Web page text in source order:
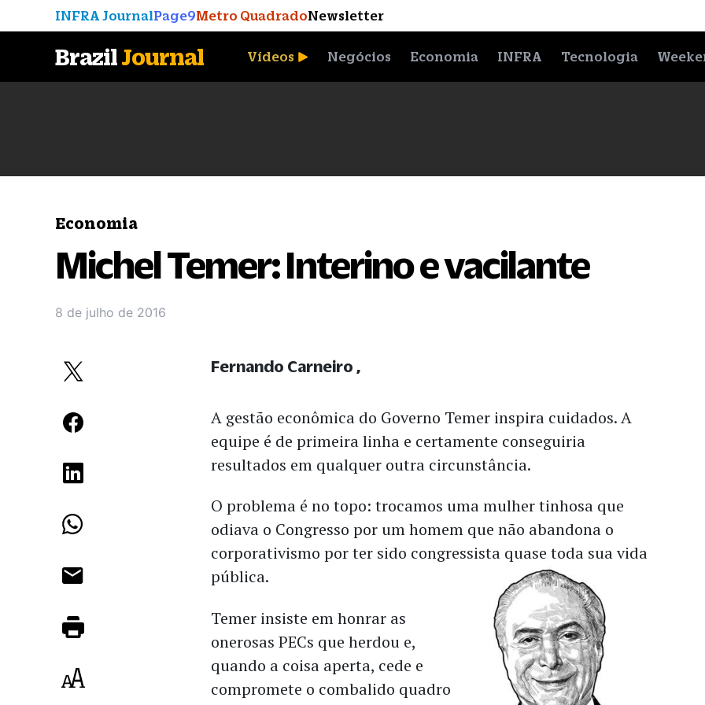
INFRA JournalPage9Metro QuadradoNewsletter
BrazilJournal Vídeos Negócios Economia INFRA Tecnologia
Economia
Michel Temer: Interino e vacilante
8 de julho de 2016
A gestão econômica do Governo Temer inspira cuidados. A
equipe é de primeira linha e certamente conseguiria
resultados em qualquer outra circunstância.
O problema é no topo: trocamos uma mulher tinhosa que
odiava o Congresso por um homem que não abandona o
corporativismo por ter sido congressista quase toda sua vida
pública.
Temer insiste em honrar as
onerosas PECs que herdou e,
quando a coisa aperta, cede e
compromete o combalido quadro
Fernando Carneiro